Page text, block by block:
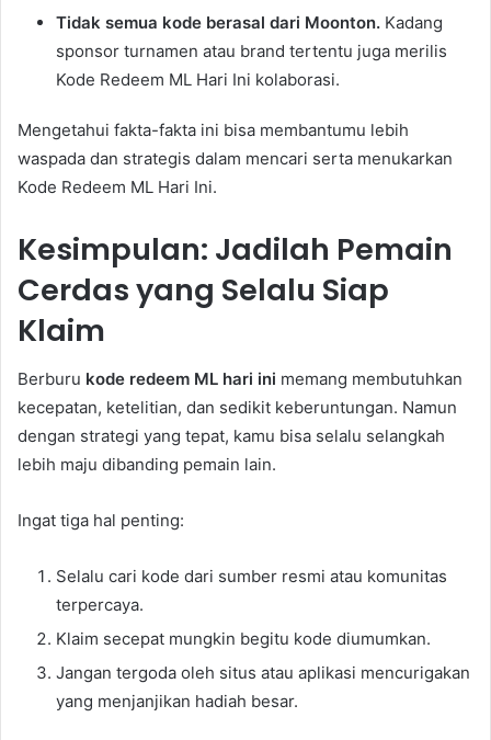
Tidak semua kode berasal dari Moonton. Kadang
sponsor turnamen atau brand tertentu juga merilis
Kode Redeem ML Hari Ini kolaborasi.
Mengetahui fakta-fakta ini bisa membantumu lebih
waspada dan strategis dalam mencari serta menukarkan
Kode Redeem ML Hari Ini.
Kesimpulan: Jadilah Pemain
Cerdas yang Selalu Siap
Klaim
Berburu kode redeem ML hari ini memang membutuhkan
kecepatan, ketelitian, dan sedikit keberuntungan. Namun
dengan strategi yang tepat, kamu bisa selalu selangkah
lebih maju dibanding pemain lain.
Ingat tiga hal penting:
Selalu cari kode dari sumber resmi atau komunitas
terpercaya.
Klaim secepat mungkin begitu kode diumumkan.
Jangan tergoda oleh situs atau aplikasi mencurigakan
yang menjanjikan hadiah besar.